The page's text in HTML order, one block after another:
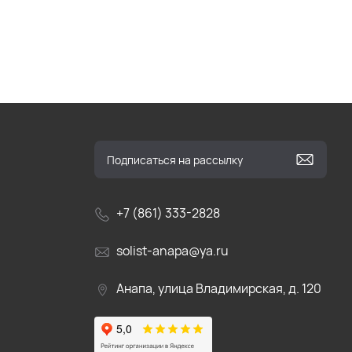
+7 (861) 333-2828
solist-anapa@ya.ru
Анапа, улица Владимирская, д. 120